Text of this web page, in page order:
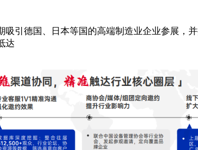
德国、日本等国的高端制造业企业参展，
达